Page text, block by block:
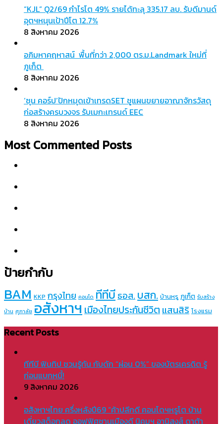
“KJL” Q2/69 กำไรโต 49% รายได้ทะลุ 335.17 ลบ. รับดีมานด์
อุตฯหนุนเป้าปีโต 12.7%
8 สิงหาคม 2026
อภิมหาคฤหาสน์ พื้นที่กว่า 2,000 ตร.ม.Landmark ใหม่ที่
ภูเก็ต
8 สิงหาคม 2026
‘ซุน คอร์ป’ปักหมุดเข้าเทรดSET ชูแผนขยายอาณาจักรวัสดุ
ก่อสร้างครบวงจร รับเมกะเทรนด์ EEC
8 สิงหาคม 2026
Most Commented Posts
ป้ายกำกับ
BAM KKP กรุงไทย คอนโด ทีทีบีธอส. บสก. บ้านหรู ภูเก็ต รับสร้าง
บ้าน ศุภาลัย อสังหาฯเมืองไทยประกันชีวิต แสนสิริ โรงแรม
Recent Posts
ทีทีบี ฟินทิป ชวนรู้ทัน กับดัก “ผ่อน 0%” ของบัตรเครดิต รู้
ก่อนแบกหนี้!
9 สิงหาคม 2026
อสังหาฯไทย ครึ่งหลังปี69 “ค้าปลีกดี คอนโดฯหรูโต บ้าน
เดี่ยวสต็อกลด ออฟฟิศชานเมืองดี นิคมฯ อานิสงส์ ดาต้า